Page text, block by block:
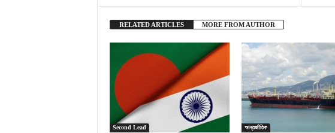
RELATED ARTICLES MORE FROM AUTHOR
Second Lead আন্তর্জাতিক